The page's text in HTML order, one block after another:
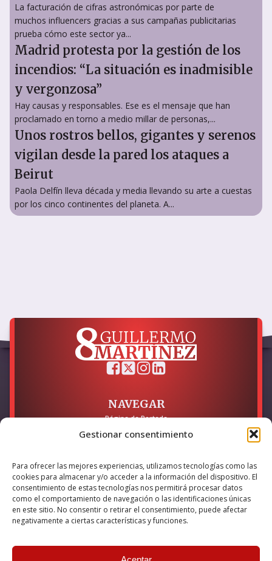
Gestionar consentimiento
Para ofrecer las mejores experiencias, utilizamos tecnologías como las
cookies para almacenar y/o acceder a la información del dispositivo. El
consentimiento de estas tecnologías nos permitirá procesar datos
como el comportamiento de navegación o las identificaciones únicas
en este sitio. No consentir o retirar el consentimiento, puede afectar
negativamente a ciertas características y funciones.
La facturación de cifras astronómicas por parte de
muchos influencers gracias a sus campañas publicitarias
prueba cómo este sector ya...
Madrid protesta por la gestión de los
incendios: “La situación es inadmisible
y vergonzosa”
Hay causas y responsables. Ese es el mensaje que han
proclamado en torno a medio millar de personas,...
Unos rostros bellos, gigantes y serenos
vigilan desde la pared los ataques a
Beirut
Paola Delfín lleva década y media llevando su arte a cuestas
por los cinco continentes del planeta. A...
NAVEGAR
Página de Portada
LEGAL
Política de Privacidad
Política de Cookies
Accesibilidad
Esta empresa ha sido beneficiaria del bono Kit Digital y lo ha
internet, financiado por la Unión Europea – NextGeneration EU